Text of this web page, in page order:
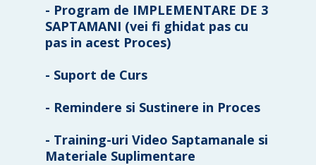
- Program de IMPLEMENTARE DE 3
SAPTAMANI (vei fi ghidat pas cu
pas in acest Proces)
- Suport de Curs
- Remindere si Sustinere in Proces
- Training-uri Video Saptamanale si
Materiale Suplimentare